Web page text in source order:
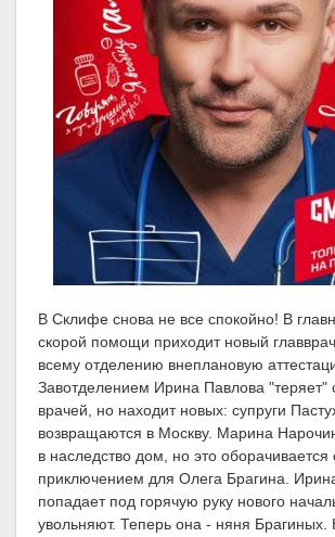
В Склифе снова не все спокойно! В
скорой помощи приходит новый
всему отделению внеплановую
Завотделением Ирина Павлова "теряет"
врачей, но находит новых: супруги
возвращаются в Москву. Марина
в наследство дом, но это
приключением для Олега Брагина.
попадает под горячую руку нового
увольняют. Теперь она - няня Брагиных.